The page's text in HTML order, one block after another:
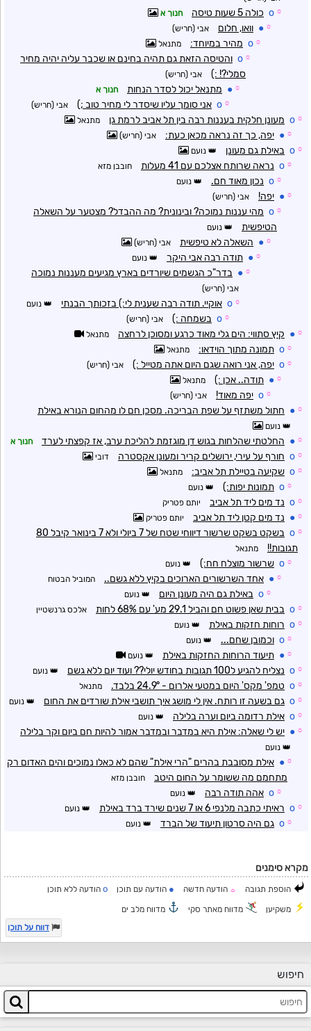
☼
o כולה 5 שעות טיסה חנוך א
☼
● וואו, חלום אבי (חריש)
☼
o מהיר במיוחד: מתנאל
☼
o והטיסה הזאת גם תהיה בחינם או שכבר עליה יהיה מחיר
סמלי?! :)
אבי (חריש)
☼
● מתנאל יכול לסדר הנחות חנוך א
☼
o אני סומך עליו שיסדר לי מחיר טוב ;) אבי (חריש)
☼
o מעונן חלקית בעננות רבה בין תל אביב לרמת גן מתנאל
☼
● יפה, כך זה נראה מכאן כעת: אבי (חריש)
☼
o באילת גם מעונן נועם
☼
o נראה שרותח אצלכם עם 41 מעלות חובבן מזא
☼
o נכון מאוד חם. נועם
☼
● יפה! אבי (חריש)
☼
o מהי עננות נמוכה? ובינונית? מה ההבדל? מצטער על השאלה
הטיפשית
נועם
☼
● השאלה לא טיפשית אבי (חריש)
☼
● תודה רבה אבי היקר נועם
☼
● בדר"כ הגשמים שיורדים בארץ מגיעים מעננות נמוכה
אבי (חריש)
☼
o אוקיי. תודה רבה שענית לי:) בזכותך הבנתי נועם
☼
o בשמחה :) אבי (חריש)
☼
● קיץ סתווי: הים גלי מאוד כרגע ומסוכן לרחצה מתנאל
☼
o תמונה מתוך הוידאו: מתנאל
☼
o יפה, אני רואה שגם היום אתה מטייל :) אבי (חריש)
☼
● תודה.. אכן :) מתנאל
☼
o יפה מאוד! אבי (חריש)
☼
● חתול משתזף על שפת הבריכה. מסכן חם לו מהחום הנורא באילת
נועם
☼
● החלטתי שהלחות בגוש דן מוגזמת להליכת ערב, אז קפצתי לערד חנוך א
☼
o חורף על עירי, ירושלים קריר ומעונן אקסטרה דובי
☼
o שקיעה בטיילת תל אביב: מתנאל
☼
o תמונות יפות:) נועם
☼
o נד מים ליד תל אביב יותם פטריק
☼
● נד מים קטן ליד תל אביב יותם פטריק
☼
o
בשקט בשקט שרשור דיווחי שטח של 7 ביולי ולא 7 בינואר קיבל 80
תגובות!!
מתנאל
☼
o שרשור מוצלח חח:) נועם
☼
● אחד השרשורים הארוכים בקיץ ללא גשם.. המוביל הבטוח
☼
o באילת גם היה מעונן היום נועם
☼
o בבית שאן פשוט חם והביל 29.1 מע' עם 68% לחות אלכס גרנשטיין
☼
o רוחות חזקות באילת נועם
☼
o וכמובן שחם... נועם
☼
● תיעוד הרוחות החזקות באילת נועם
☼
o נצליח להגיע ל100 תגובות בחודש יולי?? ועוד יום ללא גשם נועם
☼
o טמפ' מקס' היום במטעי אלרום - 24.9° בלבד. מתנאל
☼
o גם בשעה זו רותח. אין לי מושג איך תושבי אילת שורדים את החום נועם
☼
o אילת רדומה ביום וערה בלילה נועם
☼
● יש לי שאלה: אילת היא במדבר ובמדבר אמור להיות חם ביום וקר בלילה
נועם
☼
● אילת מסובבת בהרים "הרי אילת" שהם לא כאלו נמוכים והים האדום רק
מתחמם מה ששומר על החום היטב
חובבן מזא
☼
o אהה תודה רבה נועם
☼
o ראיתי כתבה מלנפי 6 או 7 שנים שירד ברד באילת נועם
☼
o גם היה סרטון תיעוד של הברד נועם
מקרא סימנים
הוספת תגובה ☼ הודעה חדשה ● הודעה עם תוכן o הודעה ללא תוכן
משקיען מדווח מאתר סקי
מדווח מלב ים
דווח על תוכן
חיפוש